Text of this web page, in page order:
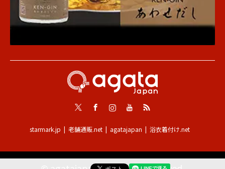
InstagramYoutube
RSS
starmark.jp 老舗通販.net agatajapan 浴衣着付け.net